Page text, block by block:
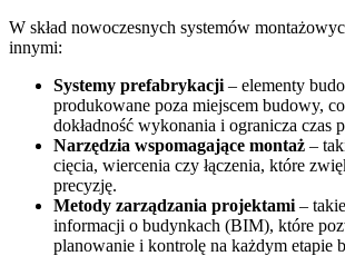
W skład nowoczesnych systemów
innymi:
Systemy prefabrykacji – elementy
produkowane poza miejscem budowy,
dokładność wykonania i ogranicza czas
Narzędzia wspomagające montaż –
cięcia, wiercenia czy łączenia, które
precyzję.
Metody zarządzania projektami –
informacji o budynkach (BIM), które
planowanie i kontrolę na każdym etapie